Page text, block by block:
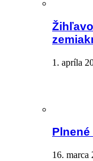
1. apríla
16. marca